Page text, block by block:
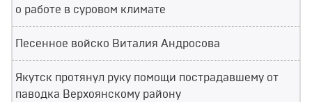
о работе в суровом климате
Песенное войско Виталия Андросова
Якутск протянул руку помощи пострадавшему от
паводка Верхоянскому району